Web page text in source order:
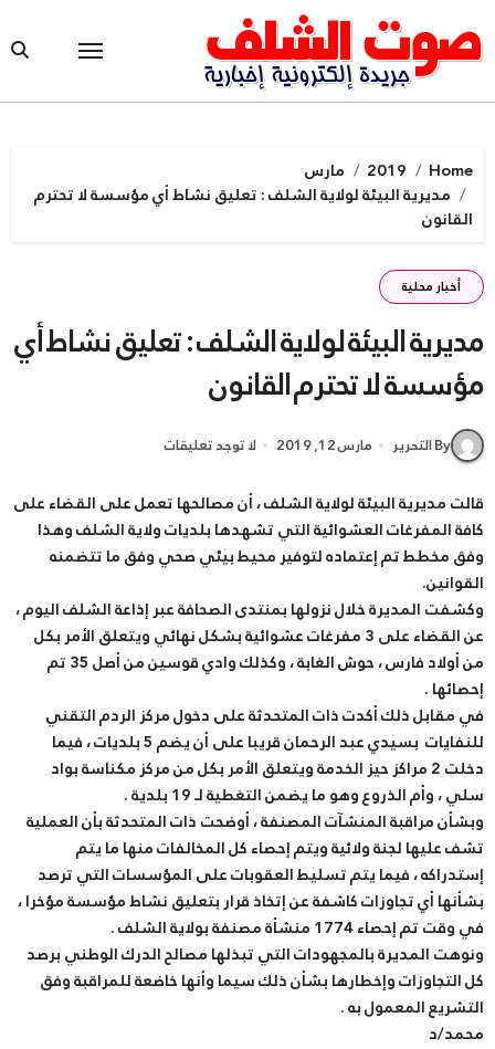
to
content
Home
2019
مارس
مديرية البيئة لولاية الشلف : تعليق نشاط أي مؤسسة لا تحترم
القانون
أخبار محلية
مديرية البيئة لولاية الشلف : تعليق نشاط أي
مؤسسة لا تحترم القانون
By التحرير مارس 12, 2019 لا توجد تعليقات
قالت مديرية البيئة لولاية الشلف ، أن مصالحها تعمل على القضاء على
كافة المفرغات العشوائية التي تشهدها بلديات ولاية الشلف وهذا
وفق مخطط تم إعتماده لتوفير محيط بيئي صحي وفق ما تتضمنه
القوانين.
وكشفت المديرة خلال نزولها بمنتدى الصحافة عبر إذاعة الشلف اليوم ،
عن القضاء على 3 مفرغات عشوائية بشكل نهائي ويتعلق الأمر بكل
من أولاد فارس ، حوش الغابة ، وكذلك وادي قوسين من أصل 35 تم
إحصائها .
في مقابل ذلك أكدت ذات المتحدثة على دخول مركز الردم التقني
للنفايات بسيدي عبد الرحمان قريبا على أن يضم 5 بلديات ، فيما
دخلت 2 مراكز حيز الخدمة ويتعلق الأمر بكل من مركز مكناسة بواد
سلي ، وأم الذروع وهو ما يضمن التغطية لـ 19 بلدية .
وبشأن مراقبة المنشآت المصنفة ، أوضحت ذات المتحدثة بأن العملية
تشف عليها لجنة ولائية ويتم إحصاء كل المخالفات منها ما يتم
إستدراكه ، فيما يتم تسليط العقوبات على المؤسسات التي ترصد
بشأنها أي تجاوزات كاشفة عن إتخاذ قرار بتعليق نشاط مؤسسة مؤخرا ،
في وقت تم إحصاء 1774 منشأة مصنفة بولاية الشلف .
ونوهت المديرة بالمجهودات التي تبذلها مصالح الدرك الوطني برصد
كل التجاوزات وإخطارها بشأن ذلك سيما وأنها خاضعة للمراقبة وفق
التشريع المعمول به .
محمد/د